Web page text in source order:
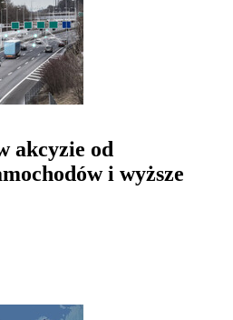
akcyzie od
i wyższe